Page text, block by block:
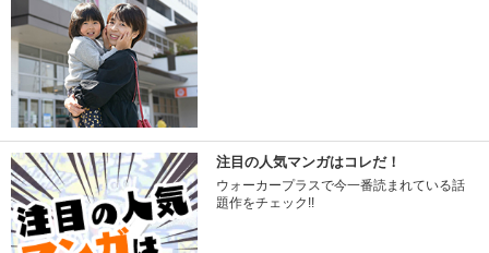
注目の人気マンガはコレだ！
ウォーカープラスで今一番読まれている話
題作をチェック!!